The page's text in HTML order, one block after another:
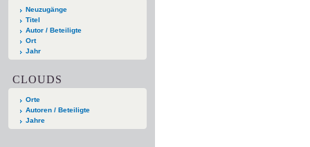
Neuzugänge
Titel
Autor / Beteiligte
Ort
Jahr
CLOUDS
Orte
Autoren / Beteiligte
Jahre